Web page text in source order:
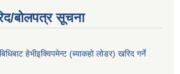
बोलपत्र सूचना
हेभीइक्विपमेन्ट (ब्याकहो लोडर) खरिद गर्ने